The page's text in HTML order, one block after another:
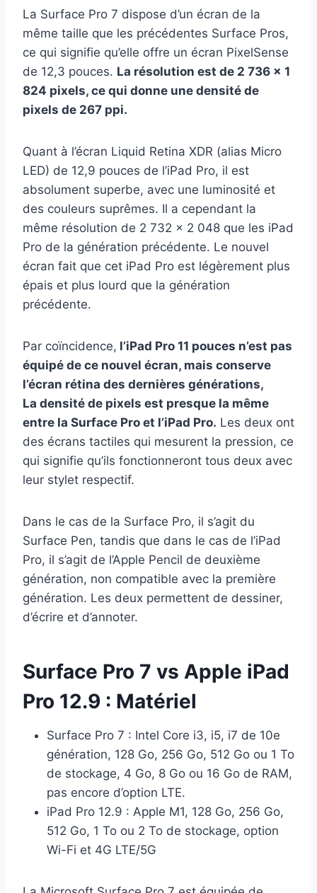
La Surface Pro 7 dispose d’un écran de la
même taille que les précédentes Surface Pros,
ce qui signifie qu’elle offre un écran PixelSense
de 12,3 pouces. La résolution est de 2 736 x 1
824 pixels, ce qui donne une densité de
pixels de 267 ppi.
Quant à l’écran Liquid Retina XDR (alias Micro
LED) de 12,9 pouces de l’iPad Pro, il est
absolument superbe, avec une luminosité et
des couleurs suprêmes. Il a cependant la
même résolution de 2 732 x 2 048 que les iPad
Pro de la génération précédente. Le nouvel
écran fait que cet iPad Pro est légèrement plus
épais et plus lourd que la génération
précédente.
Par coïncidence, l’iPad Pro 11 pouces n’est pas
équipé de ce nouvel écran, mais conserve
l’écran rétina des dernières générations,
La densité de pixels est presque la même
entre la Surface Pro et l’iPad Pro. Les deux ont
des écrans tactiles qui mesurent la pression, ce
qui signifie qu’ils fonctionneront tous deux avec
leur stylet respectif.
Dans le cas de la Surface Pro, il s’agit du
Surface Pen, tandis que dans le cas de l’iPad
Pro, il s’agit de l’Apple Pencil de deuxième
génération, non compatible avec la première
génération. Les deux permettent de dessiner,
d’écrire et d’annoter.
Surface Pro 7 vs Apple iPad
Pro 12.9 : Matériel
Surface Pro 7 : Intel Core i3, i5, i7 de 10e
génération, 128 Go, 256 Go, 512 Go ou 1 To
de stockage, 4 Go, 8 Go ou 16 Go de RAM,
pas encore d’option LTE.
iPad Pro 12.9 : Apple M1, 128 Go, 256 Go,
512 Go, 1 To ou 2 To de stockage, option
Wi-Fi et 4G LTE/5G